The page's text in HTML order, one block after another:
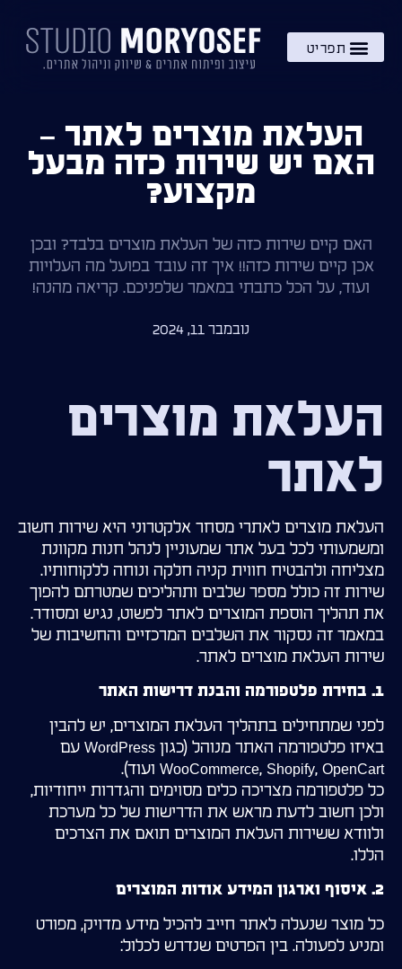
העלאת מוצרים לאתר –
האם יש שירות כזה מבעל
מקצוע?
האם קיים שירות כזה של העלאת מוצרים בלבד? ובכן
אכן קיים שירות כזה!! איך זה עובד בפועל מה העלויות
ועוד, על הכל כתבתי במאמר שלפניכם. קריאה מהנה!
נובמבר 11, 2024
העלאת מוצרים
לאתר
העלאת מוצרים לאתרי מסחר אלקטרוני היא שירות חשוב
ומשמעותי לכל בעל אתר שמעוניין לנהל חנות מקוונת
מצליחה ולהבטיח חווית קניה חלקה ונוחה ללקוחותיו.
שירות זה כולל מספר שלבים ותהליכים שמטרתם להפוך
את תהליך הוספת המוצרים לאתר לפשוט, נגיש ומסודר.
במאמר זה נסקור את השלבים המרכזיים והחשיבות של
שירות העלאת מוצרים לאתר.
1. בחירת פלטפורמה והבנת דרישות האתר
לפני שמתחילים בתהליך העלאת המוצרים, יש להבין
באיזו פלטפורמה האתר מנוהל (כגון WordPress עם
WooCommerce, Shopify, OpenCart ועוד).
כל פלטפורמה מצריכה כלים מסוימים והגדרות ייחודיות,
ולכן חשוב לדעת מראש את הדרישות של כל מערכת
ולוודא ששירות העלאת המוצרים תואם את הצרכים
הללו.
2. איסוף וארגון המידע אודות המוצרים
כל מוצר שנעלה לאתר חייב להכיל מידע מדויק, מפורט
ומניע לפעולה. בין הפרטים שנדרש לכלול: